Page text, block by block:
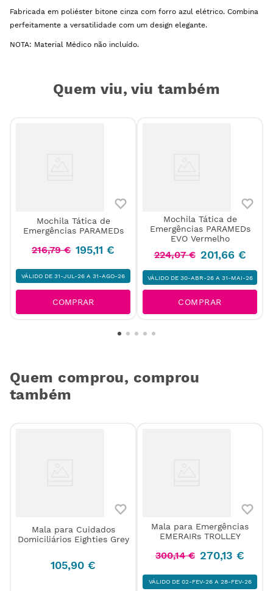
Fabricada em poliéster bitone cinza com forro azul elétrico. Combina
perfeitamente a versatilidade com um design elegante.
NOTA: Material Médico não incluído.
Quem viu, viu também
Mochila Tática de
Emergências PARAMEDs
216,79 € 195,11 €
VÁLIDO DE 31-JUL-26 A 31-AGO-26
COMPRAR
Mochila Tática de
Emergências PARAMEDs
EVO Vermelho
224,07 € 201,66 €
VÁLIDO DE 30-ABR-26 A 31-MAI-26
COMPRAR
Quem comprou, comprou
também
Mala para Cuidados
Domiciliários Eighties Grey
105,90 €
Mala para Emergências
EMERAIRs TROLLEY
300,14 € 270,13 €
VÁLIDO DE 02-FEV-26 A 28-FEV-26